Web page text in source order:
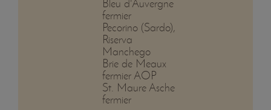
Bleu d'Auvergne
fermier
Pecorino (Sardo),
Riserva
Manchego
Brie de Meaux
fermier AOP
St. Maure Asche
fermier